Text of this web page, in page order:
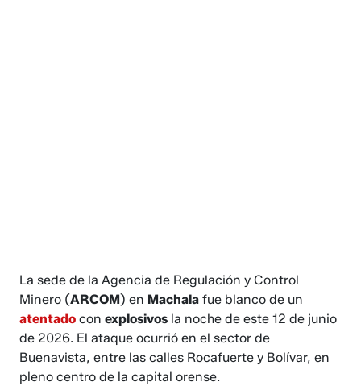
La sede de la Agencia de Regulación y Control
Minero (ARCOM) en Machala fue blanco de un
atentado conexplosivos la noche de este 12 de junio
de 2026. El ataque ocurrió en el sector de
Buenavista, entre las calles Rocafuerte y Bolívar, en
pleno centro de la capital orense.